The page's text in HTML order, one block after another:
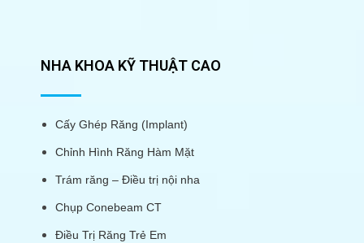
NHA KHOA KỸ THUẬT CAO
Cấy Ghép Răng (Implant)
Chỉnh Hình Răng Hàm Mặt
Trám răng – Điều trị nội nha
Chụp Conebeam CT
Điều Trị Răng Trẻ Em